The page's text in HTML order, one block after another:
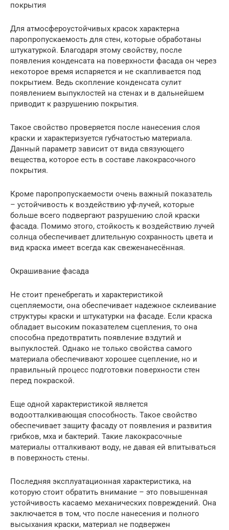
покрытия
Для атмосфероустойчивых красок характерна
паропропускаемость для стен, которые обработаны
штукатуркой. Благодаря этому свойству, после
появления конденсата на поверхности фасада он через
некоторое время испаряется и не скапливается под
покрытием. Ведь скопление конденсата сулит
появлением выпуклостей на стенах и в дальнейшем
приводит к разрушению покрытия.
Такое свойство проверяется после нанесения слоя
краски и характеризуется губчатостью материала.
Данный параметр зависит от вида связующего
вещества, которое есть в составе лакокрасочного
покрытия.
Кроме паропропускаемости очень важный показатель
– устойчивость к воздействию уф-лучей, которые
больше всего подвергают разрушению слой краски
фасада. Помимо этого, стойкость к воздействию лучей
солнца обеспечивает длительную сохранность цвета и
вид краска имеет всегда как свеженанесённая.
Окрашивание фасада
Не стоит пренебрегать и характеристикой
сцепляемости, она обеспечивает надежное склеивание
структуры краски и штукатурки на фасаде. Если краска
обладает высоким показателем сцепления, то она
способна предотвратить появление вздутий и
выпуклостей. Однако не только свойства самого
материала обеспечивают хорошее сцепление, но и
правильный процесс подготовки поверхности стен
перед покраской.
Еще одной характеристикой является
водоотталкивающая способность. Такое свойство
обеспечивает защиту фасаду от появления и развития
грибков, мха и бактерий. Такие лакокрасочные
материалы отталкивают воду, не давая ей впитываться
в поверхность стены.
Последняя эксплуатационная характеристика, на
которую стоит обратить внимание – это повышенная
устойчивость касаемо механических повреждений. Она
заключается в том, что после нанесения и полного
высыхания краски, материал не подвержен